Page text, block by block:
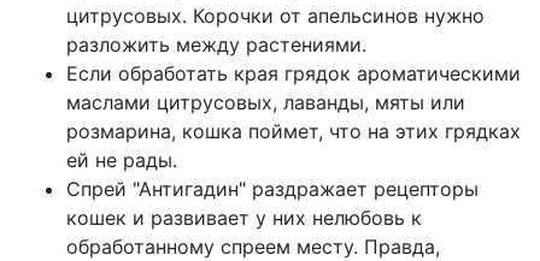
цитрусовых. Корочки от апельсинов нужно
разложить между растениями.
Если обработать края грядок ароматическими
маслами цитрусовых, лаванды, мяты или
розмарина, кошка поймет, что на этих грядках
ей не рады.
Спрей "Антигадин" раздражает рецепторы
кошек и развивает у них нелюбовь к
обработанному спреем месту. Правда,